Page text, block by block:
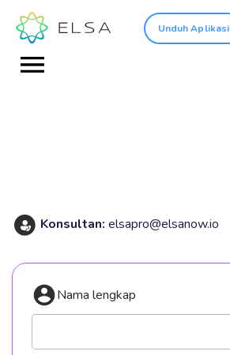
Unduh Aplikasi
Nama lengkap
Konsultan: elsapro@elsanow.io